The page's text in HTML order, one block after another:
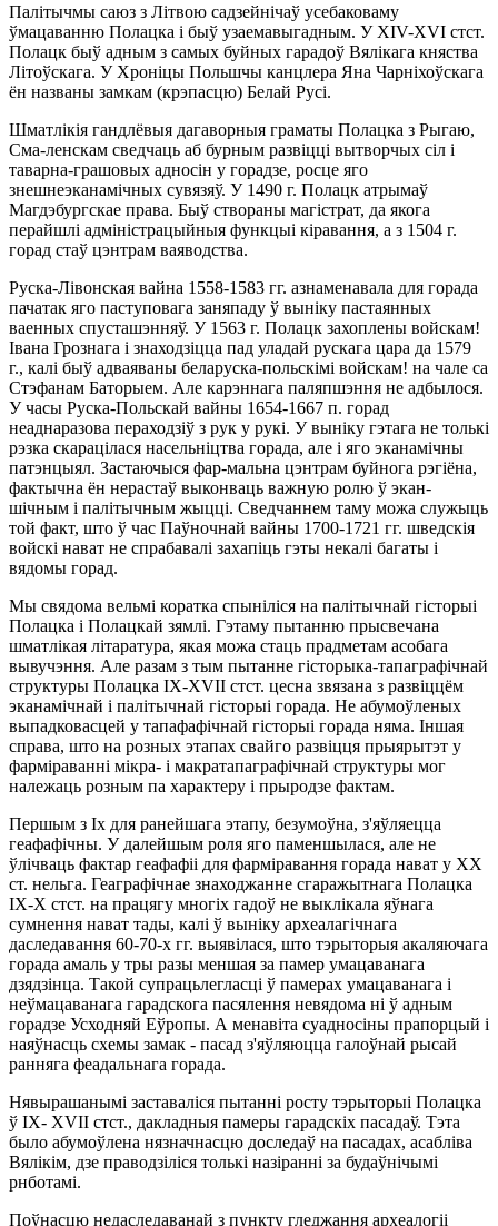
Палiтычмы саюз з Лiтвою садзейнiчаў усебаковаму
ўмацаванню Полацка i быў узаемавыгадным. У XIV-XVI стст.
Полацк быў адным з самых буйных гарадоў Вялiкага княства
Лiтоўскага. У Хронiцы Польшчы канцлера Яна Чарнiхоўскага
ён названы замкам (крэпасцю) Белай Русi.
Шматлiкiя гандлёвыя дагаворныя граматы Полацка з Рыгаю,
Сма-ленскам сведчаць аб бурным развiццi вытворчых сiл i
таварна-грашовых адносiн у горадзе, росце яго
знешнеэканамiчных сувязяў. У 1490 г. Полацк атрымаў
Магдэбургскае права. Быў створаны магiстрат, да якога
перайшлi адмiнiстрацыйныя функцыi кiравання, а з 1504 г.
горад стаў цэнтрам ваяводства.
Руска-Лiвонская вайна 1558-1583 гг. азнаменавала для горада
пачатак яго паступовага заняпаду ў вынiку пастаянных
ваенных спусташэнняў. У 1563 г. Полацк захоплены войскам!
Iвана Грознага i знаходзiцца пад уладай рускага цара да 1579
г., калi быў адваяваны беларуска-польскiмi войскам! на чале са
Стэфанам Баторыем. Але карэннага паляпшэння не адбылося.
У часы Руска-Польскай вайны 1654-1667 п. горад
неаднаразова пераходзiў з рук у рукi. У вынiку гэтага не толькi
рэзка скарацiлася насельнiцтва горада, але i яго эканамiчны
патэнцыял. Застаючыся фар-мальна цэнтрам буйнога рэгiёна,
фактычна ён нерастаў выконваць важную ролю ў экан-
шiчным i палiтычным жыццi. Сведчаннем таму можа служыць
той факт, што ў час Паўночнай вайны 1700-1721 гг. шведскiя
войскi нават не спрабавалi захапiць гэты некалi багаты i
вядомы горад.
Мы свядома вельмi коратка спынiлiся на палiтычнай гiсторыi
Полацка i Полацкай зямлi. Гэтаму пытанню прысвечана
шматлiкая лiтаратура, якая можа стаць прадметам асобага
вывучэння. Але разам з тым пытанне гiсторыка-тапаграфiчнай
структуры Полацка IX-XVII стст. цесна звязана з развiццём
эканамiчнай i палiтычнай гiсторыi горада. Не абумоўленых
выпадковасцей у тапафафiчнай гiсторыi горада няма. Iншая
справа, што на розных этапах свайго развiцця прыярытэт у
фармiраваннi мiкра- i макратапаграфiчнай структуры мог
належаць розным па характеру i прыродзе фактам.
Першым з Iх для ранейшага этапу, безумоўна, з'яўляецца
геафафiчны. У далейшым роля яго паменшылася, але не
ўлiчваць фактар геафафii для фармiравання горада нават у XX
ст. нельга. Геаграфiчнае знаходжанне сгаражытнага Полацка
IX-X стст. на працягу многiх гадоў не выклiкала яўнага
сумнення нават тады, калi ў вынiку археалагiчнага
даследавання 60-70-х гг. выявiлася, што тэрыторыя акаляючага
горада амаль у тры разы меншая за памер умацаванага
дзядзiнца. Такой супрацьлегласцi ў памерах умацаванага i
неўмацаванага гарадскога пасялення невядома нi ў адным
горадзе Усходняй Еўропы. А менавiта суадносiны прапорцый i
наяўнасць схемы замак - пасад з'яўляюцца галоўнай рысай
ранняга феадальнага горада.
Нявырашанымi заставалiся пытаннi росту тэрыторыi Полацка
ў IX- XVII стст., дакладныя памеры гарадскiх пасадаў. Тэта
было абумоўлена нязначнасцю доследаў на пасадах, асаблiва
Вялiкiм, дзе праводзiлiся толькi назiраннi за будаўнiчымi
рнботамi.
Поўнасцю недаследаванай з пункту гледжання археалогii